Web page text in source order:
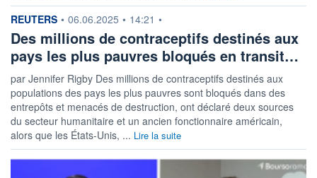
information fournie par
REUTERS • 06.06.2025 • 14:21 •
Des millions de contraceptifs destinés aux
pays les plus pauvres bloqués en transit…
par Jennifer Rigby Des millions de contraceptifs destinés aux
populations des pays les plus pauvres sont bloqués dans des
entrepôts et menacés de destruction, ont déclaré deux sources
du secteur humanitaire et un ancien fonctionnaire américain,
alors que les États-Unis, ... Lire la suite